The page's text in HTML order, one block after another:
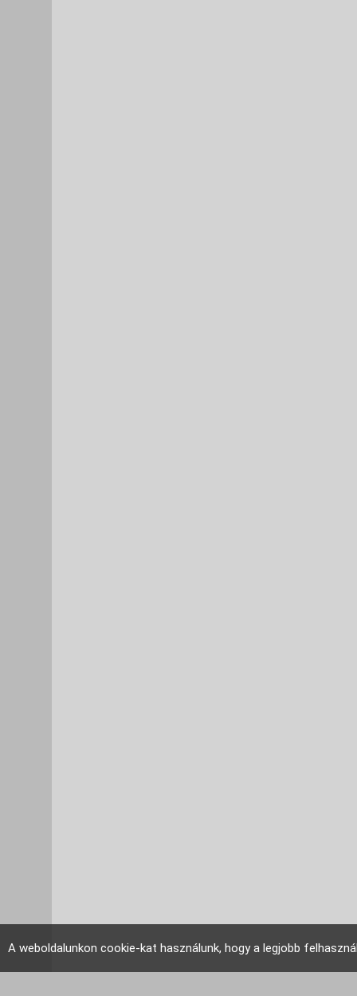
A weboldalunkon cookie-kat használunk, hogy a legjobb